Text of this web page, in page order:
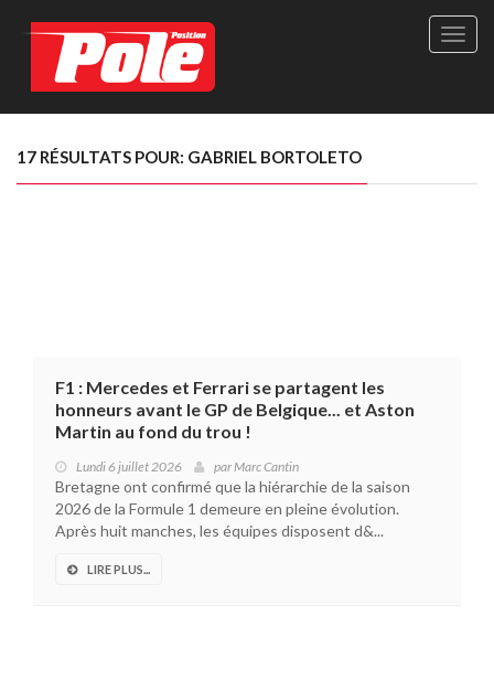
Site
Le
17 RÉSULTATS POUR: GABRIEL BORTOLETO
F1 : Mercedes et Ferrari se partagent les
honneurs avant le GP de Belgique... et Aston
Martin au fond du trou !
Lundi 6 juillet 2026 parMarc Cantin
Bretagne ont confirmé que la hiérarchie de la saison
2026 de la Formule 1 demeure en pleine évolution.
Après huit manches, les équipes disposent d&...
LIRE PLUS...